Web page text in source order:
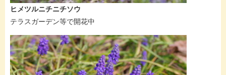
ヒメツルニチニチソウ
テラスガーデン等で開花中